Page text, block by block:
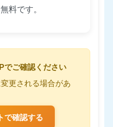
料です。
でご確認ください
更される場合があ
で確認する